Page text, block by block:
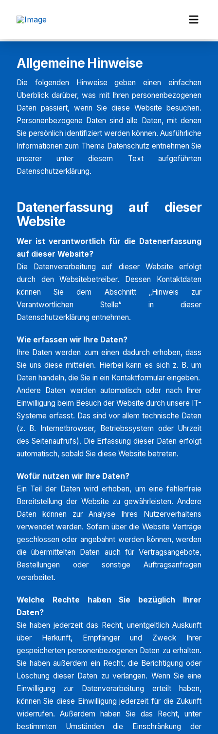
Datenschutzerklärung
Allgemeine Hinweise
Die folgenden Hinweise geben einen einfachen
Überblick darüber, was mit Ihren personenbezogenen
Daten passiert, wenn Sie diese Website besuchen.
Personenbezogene Daten sind alle Daten, mit denen
Sie persönlich identifiziert werden können. Ausführliche
Informationen zum Thema Datenschutz entnehmen Sie
unserer unter diesem Text aufgeführten
Datenschutzerklärung.
Datenerfassung auf dieser
Website
Wer ist verantwortlich für die Datenerfassung
auf dieser Website?
Die Datenverarbeitung auf dieser Website erfolgt
durch den Websitebetreiber. Dessen Kontaktdaten
können Sie dem Abschnitt „Hinweis zur
Verantwortlichen Stelle“ in dieser
Datenschutzerklärung entnehmen.
Wie erfassen wir Ihre Daten?
Ihre Daten werden zum einen dadurch erhoben, dass
Sie uns diese mitteilen. Hierbei kann es sich z. B. um
Daten handeln, die Sie in ein Kontaktformular eingeben.
Andere Daten werden automatisch oder nach Ihrer
Einwilligung beim Besuch der Website durch unsere IT-
Systeme erfasst. Das sind vor allem technische Daten
(z. B. Internetbrowser, Betriebssystem oder Uhrzeit
des Seitenaufrufs). Die Erfassung dieser Daten erfolgt
automatisch, sobald Sie diese Website betreten.
Wofür nutzen wir Ihre Daten?
Ein Teil der Daten wird erhoben, um eine fehlerfreie
Bereitstellung der Website zu gewährleisten. Andere
Daten können zur Analyse Ihres Nutzerverhaltens
verwendet werden. Sofern über die Website Verträge
geschlossen oder angebahnt werden können, werden
die übermittelten Daten auch für Vertragsangebote,
Bestellungen oder sonstige Auftragsanfragen
verarbeitet.
Welche Rechte haben Sie bezüglich Ihrer
Daten?
Sie haben jederzeit das Recht, unentgeltlich Auskunft
über Herkunft, Empfänger und Zweck Ihrer
gespeicherten personenbezogenen Daten zu erhalten.
Sie haben außerdem ein Recht, die Berichtigung oder
Löschung dieser Daten zu verlangen. Wenn Sie eine
Einwilligung zur Datenverarbeitung erteilt haben,
können Sie diese Einwilligung jederzeit für die Zukunft
widerrufen. Außerdem haben Sie das Recht, unter
bestimmten Umständen die Einschränkung der